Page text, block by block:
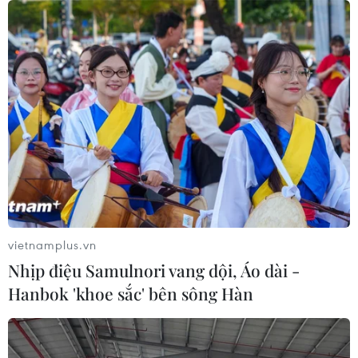
06/08/2026 13:24
Thủ tướng Lê Minh Hưng tiếp Đại sứ
Malaysia đến chào từ biệt kết thúc
nhiệm kỳ
06/08/2026 13:23
Chủ tịch Quốc hội Trần Thanh Mẫn
tiếp Đại sứ Malaysia Tan Yang Thai
chào từ biệt
thăm chính thức Việt Nam
06/08/2026 05:34
vietnamplus.vn
Nhịp điệu Samulnori vang dội, Áo dài -
Hanbok 'khoe sắc' bên sông Hàn